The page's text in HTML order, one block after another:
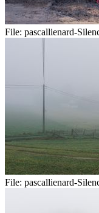
File: pascallienard-
File: pascallienard-